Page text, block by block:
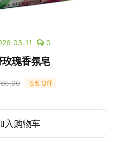
03-11 0
瑰香氛皂
65.00 5% Off
入购物车